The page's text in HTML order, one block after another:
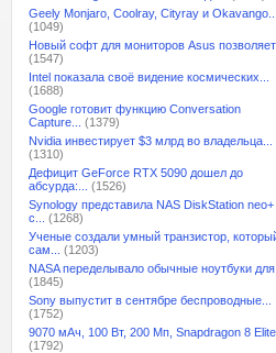
Geely Monjaro, Coolray, Cityray и Okavango...
(1049)
Новый софт для мониторов Asus
(1547)
Intel показала своё видение космических...
(1688)
Google готовит функцию Conversation
Capture...
(1379)
Nvidia инвестирует $3 млрд во владельца...
(1310)
Дефицит GeForce RTX 5090 дошел до
абсурда:...
(1526)
Synology представила NAS DiskStation neo+
с...
(1268)
Ученые создали умный транзистор,
сам...
(1203)
NASA переделывало обычные ноутбуки
(1845)
Sony выпустит в сентябре беспроводные...
(1752)
9070 мАч, 100 Вт, 200 Мп, Snapdragon 8
(1792)